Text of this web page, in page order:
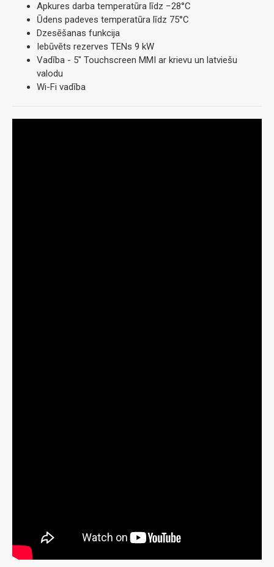
Apkures darba temperatūra līdz −28°C
Ūdens padeves temperatūra līdz 75°C
Dzesēšanas funkcija
Iebūvēts rezerves TENs 9 kW
Vadība - 5" Touchscreen MMI ar krievu un latviešu
valodu
Wi-Fi vadība